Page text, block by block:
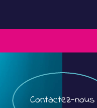
Contactez-nous